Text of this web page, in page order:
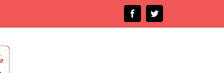
FacebookTwitter